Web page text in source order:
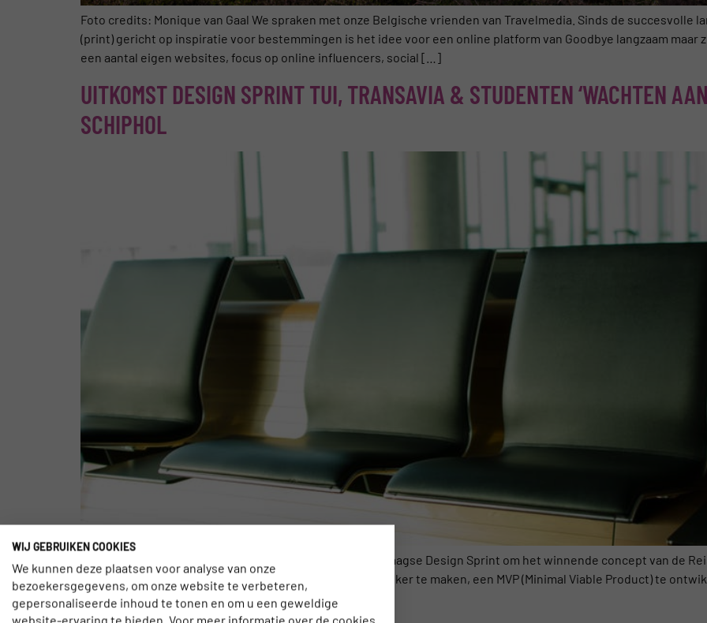
Foto credits: Monique van Gaal We spraken met onze Belgische vrienden van Travelmedia. Sinds de succesvolle
(print) gericht op inspiratie voor bestemmingen is het idee voor een online platform van Goodbye langzaam
een aantal eigen websites, focus op online influencers, social […]
UITKOMST DESIGN SPRINT TUI, TRANSAVIA & STUDENTEN ‘WACHTEN
SCHIPHOL
Op 21 augustus begonnen TUI en Transavia met een vijfdaagse Design Sprint om het winnende concept van de
niveau te brengen. Dit gebeurt door het concept specifieker te maken, een MVP (Minimal Viable Product) te
reizigers in een week. Dit project […]
WIJ GEBRUIKEN COOKIES
We kunnen deze plaatsen voor analyse van onze
bezoekersgegevens, om onze website te verbeteren,
gepersonaliseerde inhoud te tonen en om u een geweldige
website-ervaring te bieden. Voor meer informatie over de cookies